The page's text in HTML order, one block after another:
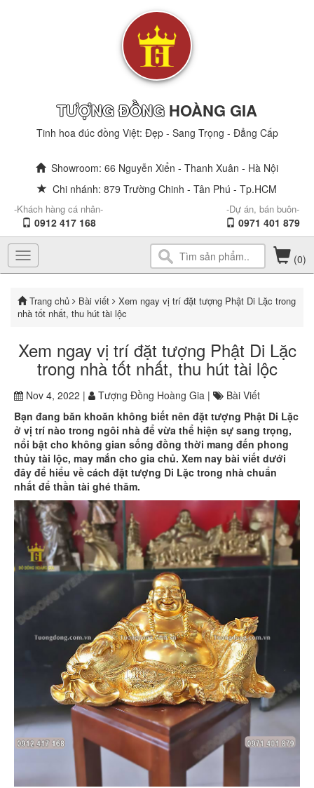
TƯỢNG ĐỒNG HOÀNG GIA
Tinh hoa đúc đồng Việt: Đẹp - Sang Trọng - Đẳng Cấp
Showroom: 66 Nguyễn Xiển - Thanh Xuân - Hà Nội
Chi nhánh: 879 Trường Chinh - Tân Phú - Tp.HCM
-Khách hàng cá nhân-
0912 417 168
-Dự án, bán buôn-
0971 401 879
Toggle
navigation
(0)
Trang chủ Bài viết
Xem ngay vị trí đặt tượng Phật Di Lặc trong
nhà tốt nhất, thu hút tài lộc
Xem ngay vị trí đặt tượng Phật Di Lặc
trong nhà tốt nhất, thu hút tài lộc
Nov 4, 2022 | Tượng Đồng Hoàng Gia |
Bài Viết
Bạn đang băn khoăn không biết nên đặt tượng Phật Di Lặc
ở vị trí nào trong ngôi nhà để vừa thể hiện sự sang trọng,
nổi bật cho không gian sống đồng thời mang đến phong
thủy tài lộc, may mắn cho gia chủ. Xem nay bài viết dưới
đây để hiểu về cách đặt tượng Di Lặc trong nhà chuẩn
nhất để thần tài ghé thăm.